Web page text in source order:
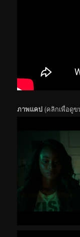
ภาพแคป (คลิกเพื่อดูข